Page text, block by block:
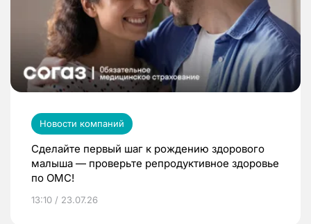
Новости компаний
Сделайте первый шаг к рождению здорового
малыша — проверьте репродуктивное здоровье
по ОМС!
13:10 / 23.07.26